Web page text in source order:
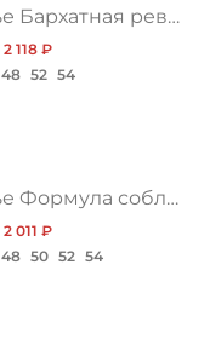
Платье Бархатная революция
2 118 ₽
48 52 54
Платье Формула соблазна, нью
2 011 ₽
48 50 52 54